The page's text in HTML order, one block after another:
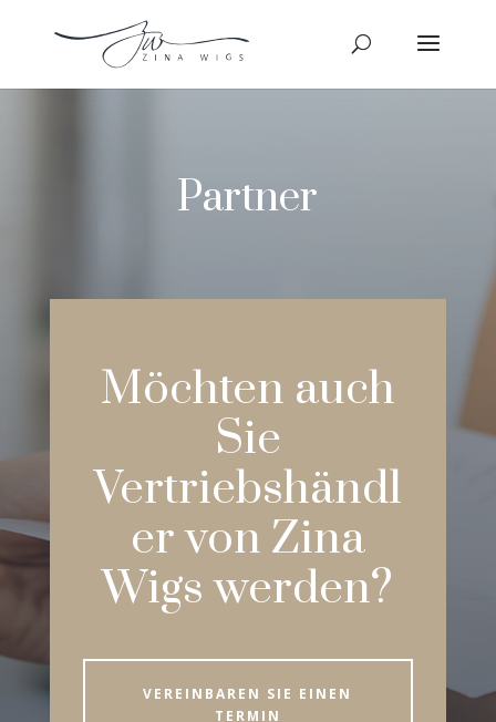
Partner
Möchten auch
Sie
Vertriebshändl
er von Zina
Wigs werden?
VEREINBAREN SIE EINEN
TERMIN